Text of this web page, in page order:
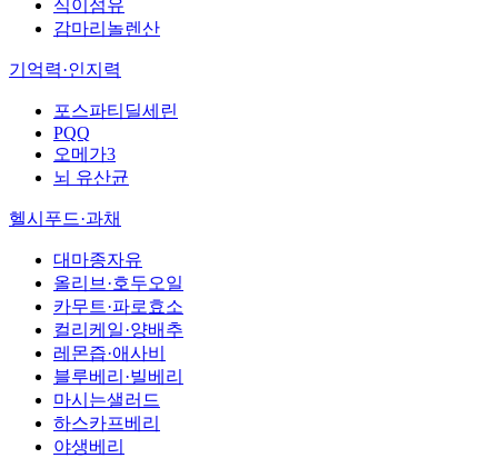
식이섬유
감마리놀렌산
기억력·인지력
포스파티딜세린
PQQ
오메가3
뇌 유산균
헬시푸드·과채
대마종자유
올리브·호두오일
카무트·파로효소
컬리케일·양배추
레몬즙·애사비
블루베리·빌베리
마시는샐러드
하스카프베리
야생베리